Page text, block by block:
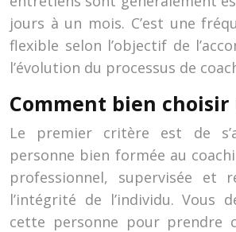
jours à un mois. C’est une
flexible selon l’objectif de
l’évolution du processus de
Comment bien choisir
Le premier critère est de
personne bien formée au
professionnel, supervisée et
l’intégrité de l’individu. Vous
cette personne pour prendre